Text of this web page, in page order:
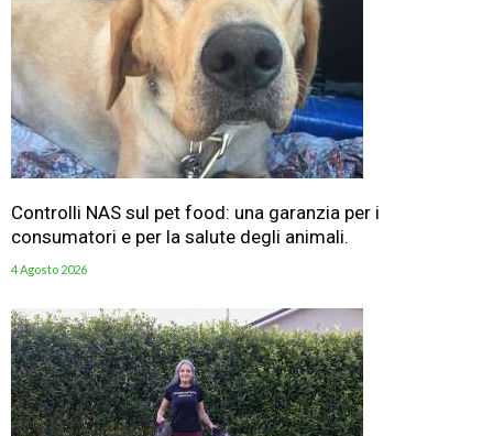
Controlli NAS sul pet food: una garanzia per i
consumatori e per la salute degli animali.
4 Agosto 2026